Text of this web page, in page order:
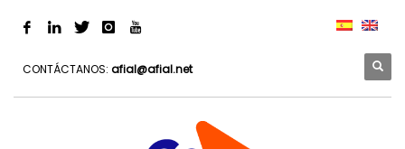
CONTÁCTANOS: afial@afial.net